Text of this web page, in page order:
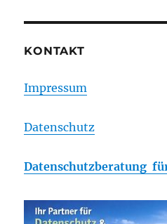
KONTAKT
Impressum
Datenschutz
Datenschutzberatung